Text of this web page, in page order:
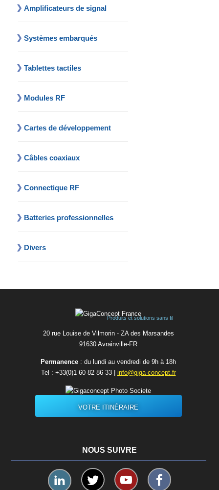
Amplificateurs de signal
Systèmes embarqués
Tablettes tactiles
Modules RF
Cartes de développement
Câbles coaxiaux
Connectique RF
Batteries professionnelles
Divers
Produits et solutions sans fil
20 rue Louise de Vilmorin - ZA des Marsandes
91630 Avrainvilleㅤ-ㅤFR
Permanence : du lundi au vendredi de 9h à 18h
Tel : +33(0)1 60 82 86 33| info@giga-concept.fr
VOTRE ITINÉRAIRE
NOUS SUIVRE